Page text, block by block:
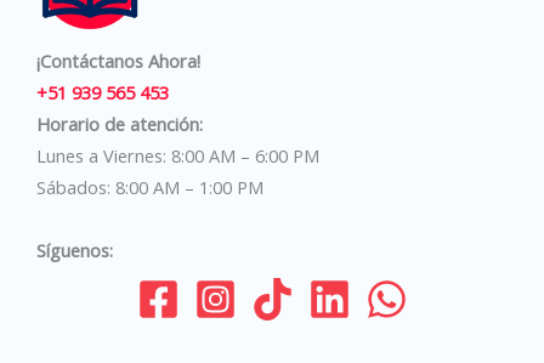
¡Contáctanos Ahora!
+51 939 565 453
Horario de atención:
Lunes a Viernes: 8:00 AM – 6:00 PM
Sábados: 8:00 AM – 1:00 PM
Síguenos: